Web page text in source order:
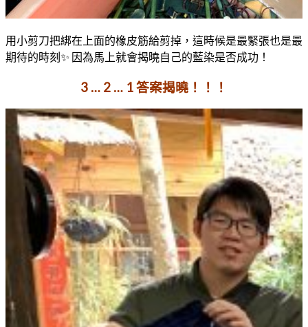
用小剪刀把綁在上面的橡皮筋給剪掉，這時候是最緊張也是最
期待的時刻✨ 因為馬上就會揭曉自己的藍染是否成功！
3 … 2 … 1 答案揭曉！！！